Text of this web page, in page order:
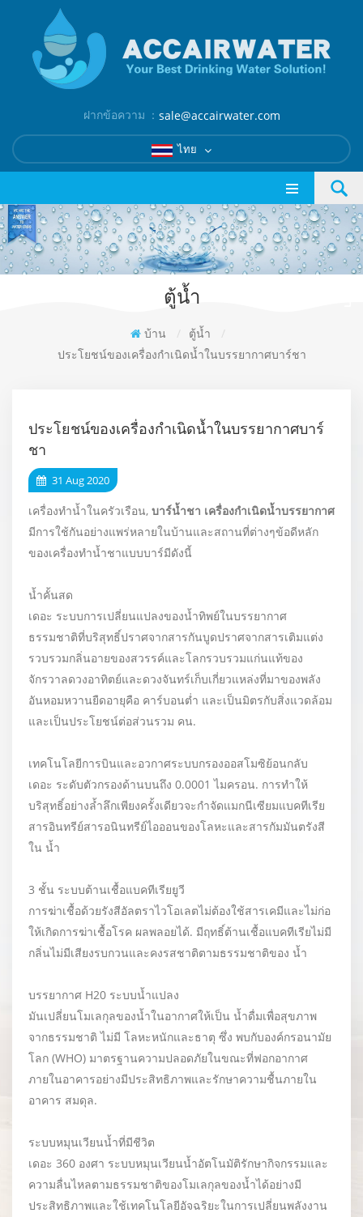
ฝากข้อความ ： sale@accairwater.com
ไทย
ตู้น้ำ
บ้าน / ตู้น้ำ
/
ประโยชน์ของเครื่องกำเนิดน้ำในบรรยากาศบาร์ชา
ประโยชน์ของเครื่องกำเนิดน้ำในบรรยากาศบาร์
ชา
31 Aug 2020
เครื่องทำน้ำในครัวเรือน, บาร์น้ำชา เครื่องกำเนิดน้ำบรรยากาศ
มีการใช้กันอย่างแพร่หลายในบ้านและสถานที่ต่างๆข้อดีหลัก
ของเครื่องทำน้ำชาแบบบาร์มีดังนี้
น้ำคั้นสด
เดอะ ระบบการเปลี่ยนแปลงของน้ำทิพย์ในบรรยากาศ
ธรรมชาติที่บริสุทธิ์ปราศจากสารกันบูดปราศจากสารเติมแต่ง
รวบรวมกลิ่นอายของสวรรค์และโลกรวบรวมแก่นแท้ของ
จักรวาลดวงอาทิตย์และดวงจันทร์เก็บเกี่ยวแหล่งที่มาของพลัง
อันหอมหวานยืดอายุคือ คาร์บอนต่ำ และเป็นมิตรกับสิ่งแวดล้อม
และเป็นประโยชน์ต่อส่วนรวม คน.
เทคโนโลยีการบินและอวกาศระบบกรองออสโมซิย้อนกลับ
เดอะ ระดับตัวกรองด้านบนถึง 0.0001 ไมครอน. การทำให้
บริสุทธิ์อย่างล้ำลึกเพียงครั้งเดียวจะกำจัดแมกนีเซียมแบคทีเรีย
สารอินทรีย์สารอนินทรีย์ไอออนของโลหะและสารกัมมันตรังสี
ใน น้ำ
3 ชั้น ระบบต้านเชื้อแบคทีเรียยูวี
การฆ่าเชื้อด้วยรังสีอัลตราไวโอเลตไม่ต้องใช้สารเคมีและไม่ก่อ
ให้เกิดการฆ่าเชื้อโรค ผลพลอยได้. มีฤทธิ์ต้านเชื้อแบคทีเรียไม่มี
กลิ่นไม่มีเสียงรบกวนและคงรสชาติตามธรรมชาติของ น้ำ
บรรยากาศ H20 ระบบน้ำแปลง
มันเปลี่ยนโมเลกุลของน้ำในอากาศให้เป็น น้ำดื่มเพื่อสุขภาพ
จากธรรมชาติ ไม่มี โลหะหนักและธาตุ ซึ่ง พบกับองค์กรอนามัย
โลก (WHO) มาตรฐานความปลอดภัยในขณะที่ฟอกอากาศ
ภายในอาคารอย่างมีประสิทธิภาพและรักษาความชื้นภายใน
อาคาร สมดุล.
ระบบหมุนเวียนน้ำที่มีชีวิต
เดอะ 360 องศา ระบบหมุนเวียนน้ำอัตโนมัติรักษากิจกรรมและ
ความลื่นไหลตามธรรมชาติของโมเลกุลของน้ำได้อย่างมี
ประสิทธิภาพและใช้เทคโนโลยีอัจฉริยะในการเปลี่ยนพลังงาน